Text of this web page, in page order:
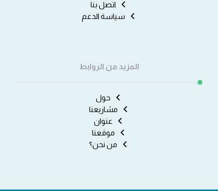
اتصل بنا
سياسة الدعم
المزيد من الروابط
حول
مشاريعنا
عنوان
موقعنا
من نحن؟